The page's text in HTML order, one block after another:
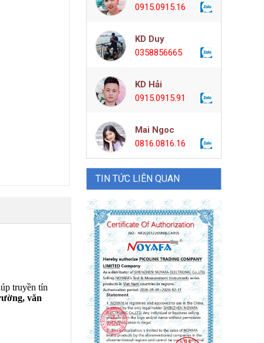
truyền tín
văn
0915.0915.16
KD Duy
0358856665
KD Hải
0915.0915.91
Mai Ngoc
0816.0816.16
TIN TỨC LIÊN QUAN